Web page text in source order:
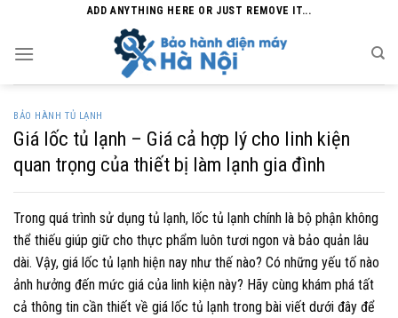
content
ADD ANYTHING HERE OR JUST REMOVE IT...
BẢO HÀNH TỦ LẠNH
Giá lốc tủ lạnh – Giá cả hợp lý cho linh kiện
quan trọng của thiết bị làm lạnh gia đình
Trong quá trình sử dụng tủ lạnh, lốc tủ lạnh chính là bộ phận không
thể thiếu giúp giữ cho thực phẩm luôn tươi ngon và bảo quản lâu
dài. Vậy, giá lốc tủ lạnh hiện nay như thế nào? Có những yếu tố nào
ảnh hưởng đến mức giá của linh kiện này? Hãy cùng khám phá tất
cả thông tin cần thiết về giá lốc tủ lạnh trong bài viết dưới đây để